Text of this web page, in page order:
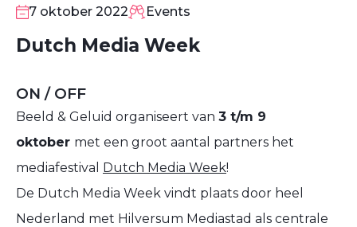
OKT7 oktober 2022 Events
Dutch Media Week
ON / OFF
Beeld & Geluid organiseert van 3 t/m 9
oktober met een groot aantal partners het
mediafestival Dutch Media Week!
De Dutch Media Week vindt plaats door heel
Nederland met Hilversum Mediastad als centrale